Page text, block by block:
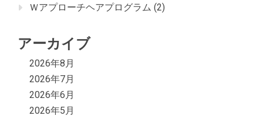
Ｗアプローチヘアプログラム (2)
アーカイブ
2026年8月
2026年7月
2026年6月
2026年5月